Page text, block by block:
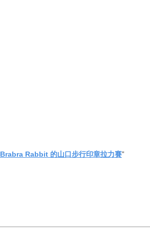
Rabbit 的山口步行印章拉力賽”